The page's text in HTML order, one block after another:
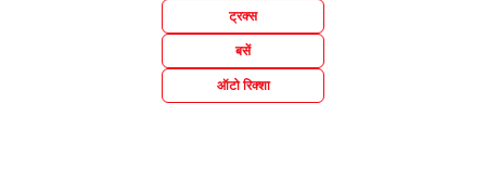
ट्रक्स
बसें
ऑटो रिक्शा